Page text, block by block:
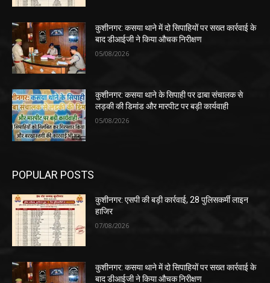
कुशीनगर: कसया थाने में दो सिपाहियों पर सख्त कार्रवाई के
बाद डीआईजी ने किया औचक निरीक्षण
05/08/2026
कुशीनगर: कसया थाने के सिपाही पर ढाबा संचालक से
लड़की की डिमांड और मारपीट पर बड़ी कार्यवाही
05/08/2026
POPULAR POSTS
कुशीनगर: एसपी की बड़ी कार्रवाई, 28 पुलिसकर्मी लाइन
हाजिर
07/08/2026
कुशीनगर: कसया थाने में दो सिपाहियों पर सख्त कार्रवाई के
बाद डीआईजी ने किया औचक निरीक्षण